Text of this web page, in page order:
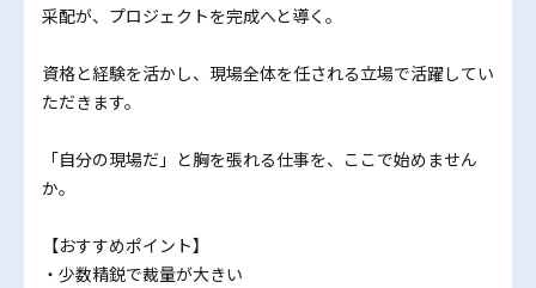
采配が、プロジェクトを完成へと導く。
資格と経験を活かし、現場全体を任される立場で活躍してい
ただきます。
「自分の現場だ」と胸を張れる仕事を、ここで始めません
か。
【おすすめポイント】
・少数精鋭で裁量が大きい